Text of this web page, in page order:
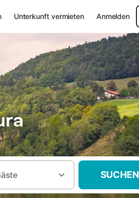
Unterkunft vermieten Anmelden
SUCHEN